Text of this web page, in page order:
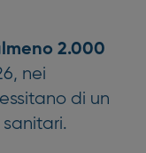
2.000
nei
di un